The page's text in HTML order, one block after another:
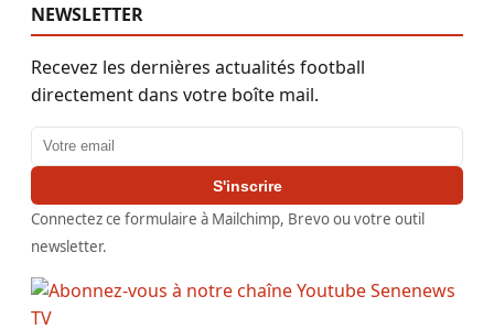
NEWSLETTER
Recevez les dernières actualités football
directement dans votre boîte mail.
Adresse email
S'inscrire
Connectez ce formulaire à Mailchimp, Brevo ou votre outil
newsletter.